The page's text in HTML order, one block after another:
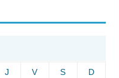
J V S D